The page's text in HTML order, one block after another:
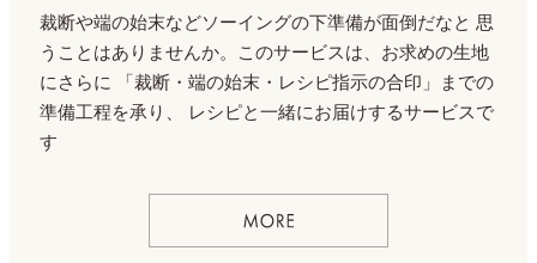
裁断や端の始末などソーイングの下準備が面倒だなと 思
うことはありませんか。このサービスは、お求めの生地
にさらに 「裁断・端の始末・レシピ指示の合印」までの
準備工程を承り、
レシピと一緒にお届けするサービスで
す